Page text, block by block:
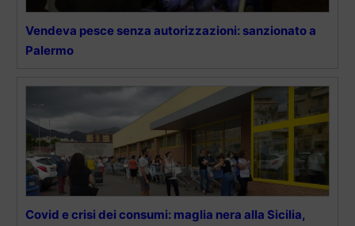
Vendeva pesce senza autorizzazioni: sanzionato a
Palermo
Covid e crisi dei consumi: maglia nera alla Sicilia,